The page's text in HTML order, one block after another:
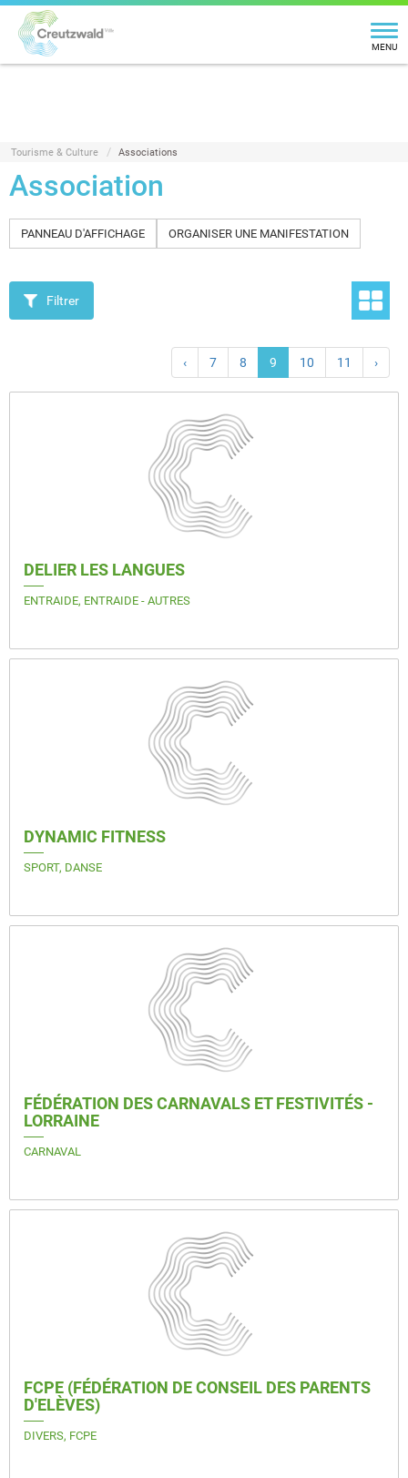
MENU
Tourisme & Culture Associations
Association
PANNEAU D'AFFICHAGE ORGANISER UNE MANIFESTATION
Filtrer
‹ 7 8 9 10 11 ›
DELIER LES LANGUES
ENTRAIDE, ENTRAIDE - AUTRES
DYNAMIC FITNESS
SPORT, DANSE
FÉDÉRATION DES CARNAVALS ET FESTIVITÉS -
LORRAINE
CARNAVAL
FCPE (FÉDÉRATION DE CONSEIL DES PARENTS
D'ELÈVES)
DIVERS, FCPE